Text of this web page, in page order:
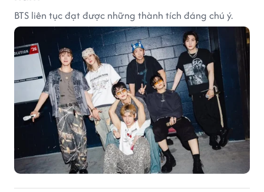
BTS liên tục đạt được những thành tích đáng chú ý.